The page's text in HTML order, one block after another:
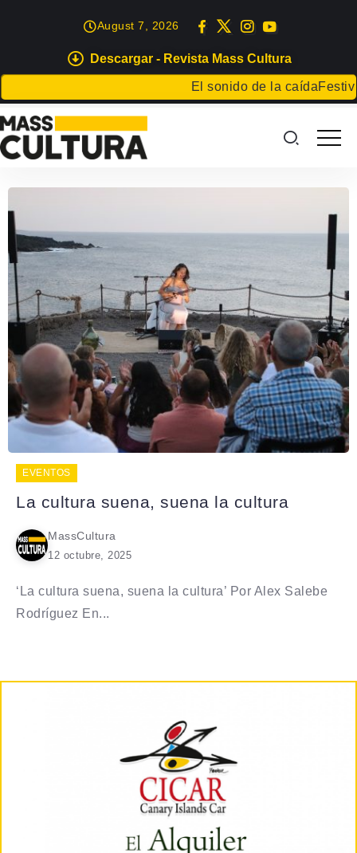
Descargar - Revista Mass Cultura
El sonido de la caídaFestival
August 7, 2026
EVENTOS
La cultura suena, suena la cultura
MassCultura
12 octubre, 2025
‘La cultura suena, suena la cultura’ Por Alex Salebe
Rodríguez En...